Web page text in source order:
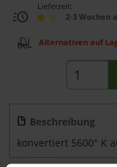
Lieferzeit:
2-3 Wochen
Alternativen auf
Beschreibung
konvertiert 5600° K